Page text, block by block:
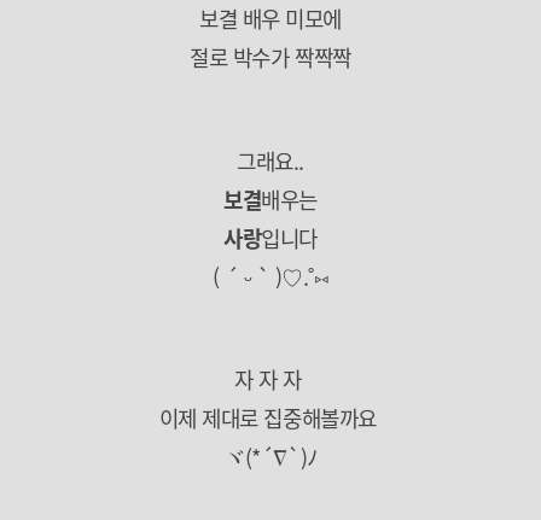
보결 배우 미모에
절로 박수가 짝짝짝
그래요..
보결배우는
사랑입니다
( ´ ᵕ ` )♡.˚⑅
자 자 자
이제 제대로 집중해볼까요
ヾ(*´∇`)ﾉ